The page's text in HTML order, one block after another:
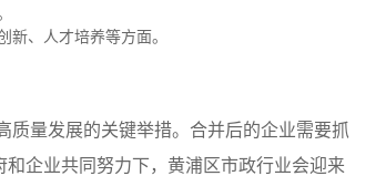
、人才培养等方面。
质量发展的关键举措。合并后的企业需要抓
企业共同努力下，黄浦区市政行业会迎来